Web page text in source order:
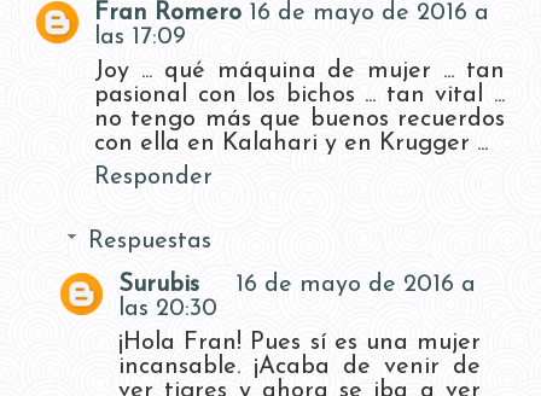
Fran Romero 16 de mayo de 2016 a
las 17:09
Joy ... qué máquina de mujer ... tan
pasional con los bichos ... tan vital ...
no tengo más que buenos recuerdos
con ella en Kalahari y en Krugger ...
Responder
Respuestas
Surubis
16 de mayo de 2016 a
las 20:30
¡Hola Fran! Pues sí es una mujer
incansable. ¡Acaba de venir de